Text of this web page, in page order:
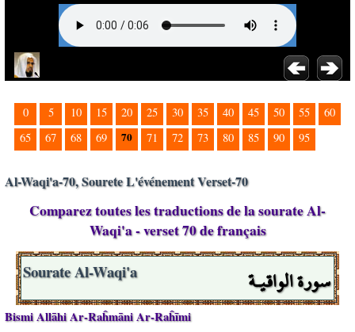
0 5 10 15 20 25 30 35 40 45 50 55
60
65
67 68 69 70 71 72 73 80 85 90 95
Al-Waqi'a-70, Sourete L'événement Verset-70
Comparez toutes les traductions de la sourate Al-
Waqi'a - verset 70 de français
سورة الواقيـة Sourate Al-Waqi'a
Bismi Allāhi Ar-Raĥmāni Ar-Raĥīmi